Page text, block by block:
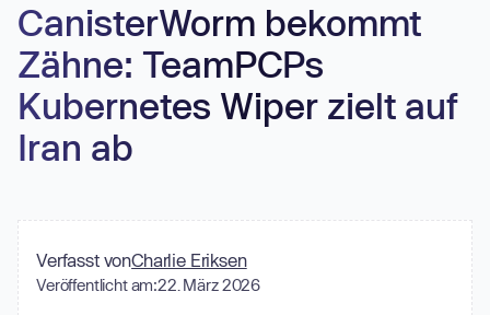
CanisterWorm bekommt
Zähne: TeamPCPs
Kubernetes Wiper zielt auf
Iran ab
Verfasst vonCharlie Eriksen
Veröffentlicht am:22. März 2026